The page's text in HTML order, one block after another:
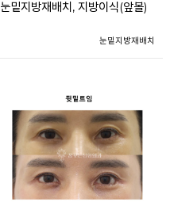
눈밑지방재배치, 지방이식(앞볼)
눈밑지방재배치